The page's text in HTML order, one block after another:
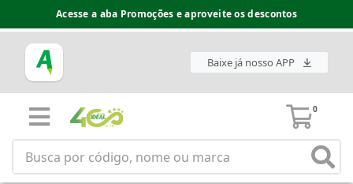
Acesse a aba Promoções e aproveite os descontos
Baixe já nosso APP
0